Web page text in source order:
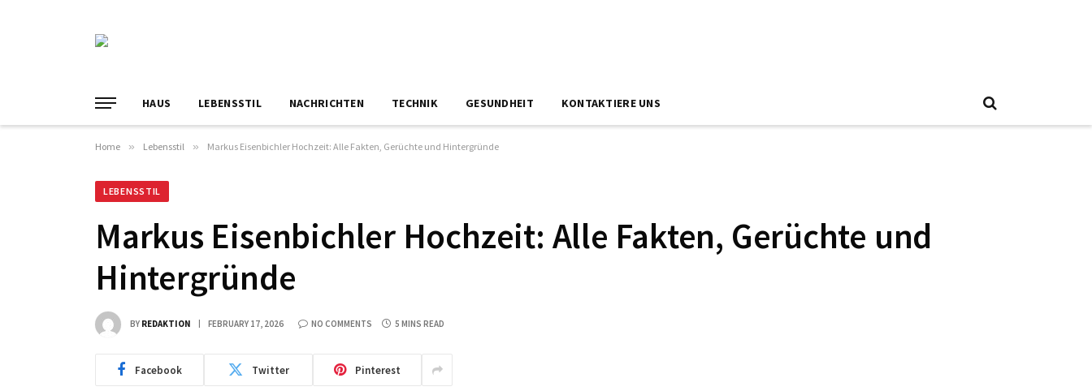
HAUS LEBENSSTIL NACHRICHTEN TECHNIK GESUNDHEIT KONTAKTIERE UNS
Home » Lebensstil » Markus Eisenbichler Hochzeit: Alle Fakten, Gerüchte und Hintergründe
LEBENSSTIL
Markus Eisenbichler Hochzeit: Alle Fakten, Gerüchte und
Hintergründe
BY REDAKTION FEBRUARY 17, 2026 NO COMMENTS 5 MINS READ
Facebook Twitter Pinterest